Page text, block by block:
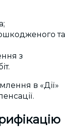
та
з
в «Дії»